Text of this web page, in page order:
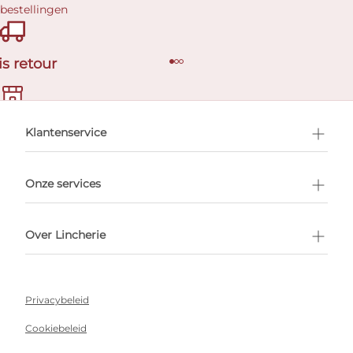
retour
afspraak
Klantenservice
Onze services
Over Lincherie
Privacybeleid
Cookiebeleid